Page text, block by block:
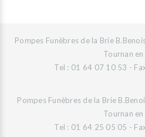
Pompes Funèbres de la Brie
Tournan
Tel : 01 64 07 10 53 -
Pompes Funèbres de la Brie
Tournan
Tel : 01 64 25 05 05 -